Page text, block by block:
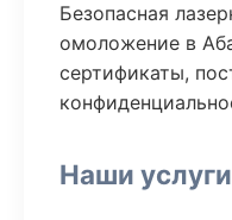
Безопасная
омоложение в
сертификаты,
Наши услуги